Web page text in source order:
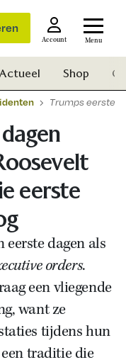
Account Menu
Zoek
Shop
Trumps eerste
eerste
dagen als
orders.
een vliegende
want ze
tijdens hun
traditie die